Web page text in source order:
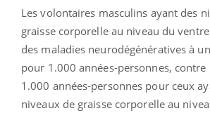
Les volontaires masculins ayant des
graisse corporelle au niveau du
des maladies neurodégénératives à
pour 1.000 années-personnes,
1.000 années-personnes pour ceux
niveaux de graisse corporelle au